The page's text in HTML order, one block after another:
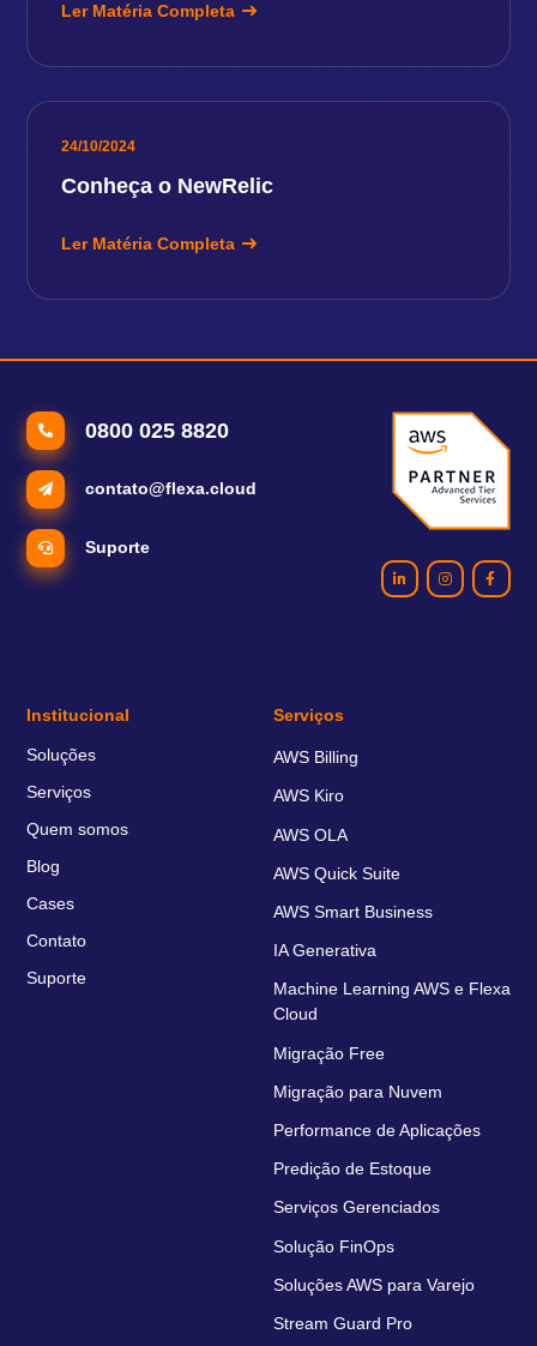
Ler Matéria Completa
24/10/2024
Conheça o NewRelic
Ler Matéria Completa
0800 025 8820
contato@flexa.cloud
Suporte
Institucional
Soluções
Serviços
Quem somos
Blog
Cases
Contato
Suporte
Serviços
AWS Billing
AWS Kiro
AWS OLA
AWS Quick Suite
AWS Smart Business
IA Generativa
Machine Learning AWS e Flexa
Cloud
Migração Free
Migração para Nuvem
Performance de Aplicações
Predição de Estoque
Serviços Gerenciados
Solução FinOps
Soluções AWS para Varejo
Stream Guard Pro